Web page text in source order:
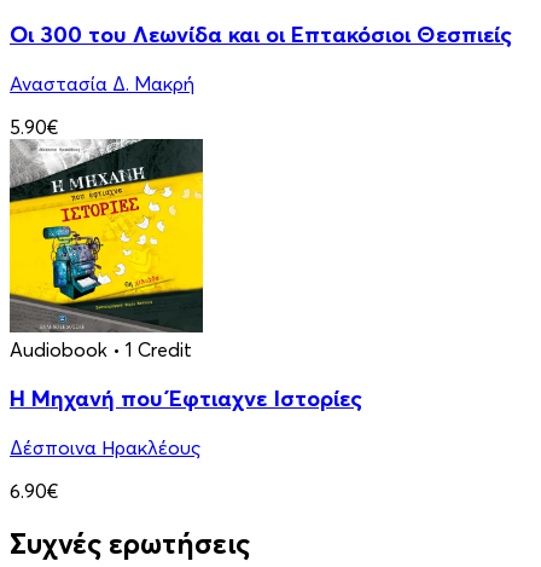
Οι 300 του Λεωνίδα και οι Eπτακόσιοι Θεσπιείς
Αναστασία Δ. Μακρή
5.90€
Audiobook • 1 Credit
Η Μηχανή που Έφτιαχνε Ιστορίες
Δέσποινα Ηρακλέους
6.90€
Συχνές ερωτήσεις